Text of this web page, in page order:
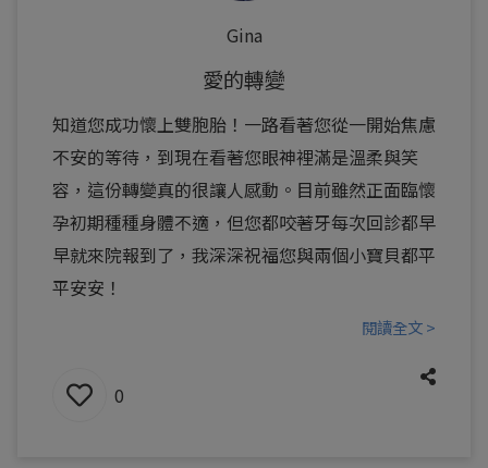
Gina
愛的轉變
知道您成功懷上雙胞胎！一路看著您從一開始焦慮
不安的等待，到現在看著您眼神裡滿是溫柔與笑
容，這份轉變真的很讓人感動。目前雖然正面臨懷
孕初期種種身體不適，但您都咬著牙每次回診都早
早就來院報到了，我深深祝福您與兩個小寶貝都平
平安安！
閱讀全文 >
0